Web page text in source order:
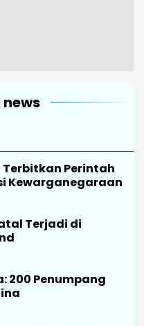
Terbitkan Perintah
Kewarganegaraan
Terjadi di
200 Penumpang